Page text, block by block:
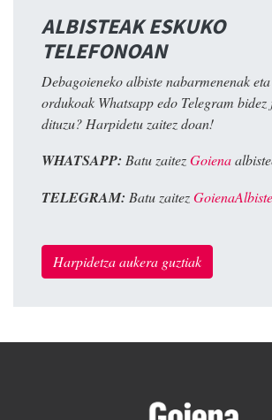
ALBISTEAK ESKUKO
TELEFONOAN
Debagoieneko albiste nabarmenenak
ordukoak Whatsapp edo Telegram
dituzu? Harpidetu zaitez doan!
WHATSAPP: Batu zaitezGoiena
TELEGRAM: Batu zaitez
Harpidetza aukera guztiak